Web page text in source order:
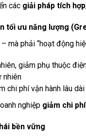
các giải pháp tích hợp
tối ưu năng lượng
mà phải “hoạt động
giảm phụ thuộc
nhiên
chi phí vận hành lâu dài
nghiệp giảm chi
bền vững